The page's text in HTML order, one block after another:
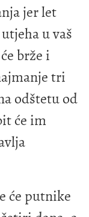
jer let
u vaš
brže i
tri
odštetu od
će im
će putnike